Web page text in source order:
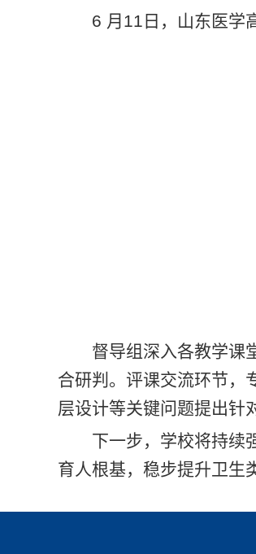
6 月11日，山东医学
督导组深入各教学课
合研判。评课交流环节，
层设计等关键问题提出针
下一步，学校将持续
育人根基，稳步提升卫生